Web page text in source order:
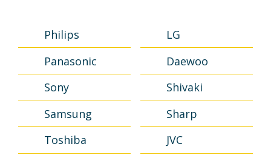
Philips
Panasonic
Sony
Samsung
Toshiba
LG
Daewoo
Shivaki
Sharp
JVC